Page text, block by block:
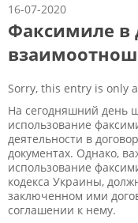
16-07-2020
Факсимиле в
Sorry, this entry is only
На сегодняшний день
использование
деятельности в
документах. Однако,
использование
кодекса Украины,
заключенном ими
соглашении к нему.